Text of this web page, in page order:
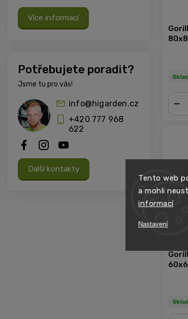
Tento web
a mohli
informací
Nastavení
Více informací
Potřebujete poradit?
Jsme tu pro vás!
info@higarden.cz
+420 777 968
622
Další kontakty